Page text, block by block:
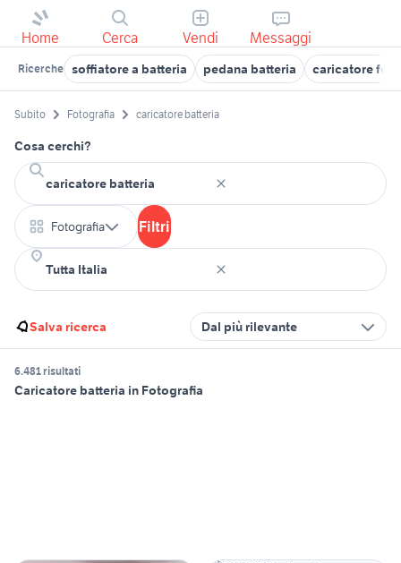
Home Cerca Vendi Messaggi
Ricerche soffiatore a batteria pedana batteria caricatore
Subito Fotografia caricatore batteria
Cosa cerchi?
Fotografia Filtri
Salva ricerca Dal più rilevante
6.481 risultati
Caricatore batteria in Fotografia